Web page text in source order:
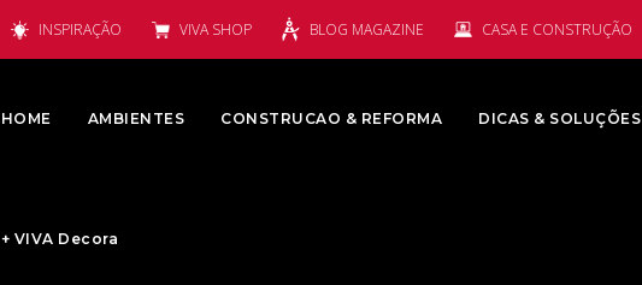
INSPIRAÇÃO VIVA SHOP BLOG MAGAZINE CASA E CONSTRUÇÃO
HOME AMBIENTES CONSTRUCAO & REFORMA DICAS & SOLUÇÕES
+ VIVA Decora